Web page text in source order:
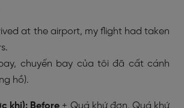
at the airport, my flight had taken
chuyến bay của tôi đã cất cánh
hồ).
khi): Before + Quá khứ đơn, Quá khứ